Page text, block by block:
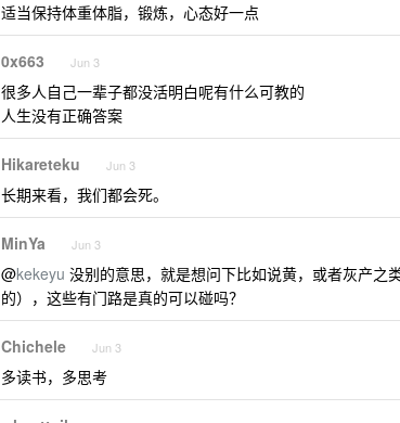
适当保持体重体脂，锻炼，心态好一点
0x663 Jun 3
很多人自己一辈子都没活明白呢有什么可教的
人生没有正确答案
Hikareteku Jun 3
长期来看，我们都会死。
MinYa Jun 3
@kekeyu 没别的意思，就是想问下比如说黄，或者灰产之
的），这些有门路是真的可以碰吗？
Chichele Jun 3
多读书，多思考